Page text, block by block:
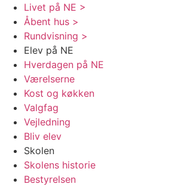
Livet på NE >
Åbent hus >
Rundvisning >
Elev på NE
Hverdagen på NE
Værelserne
Kost og køkken
Valgfag
Vejledning
Bliv elev
Skolen
Skolens historie
Bestyrelsen